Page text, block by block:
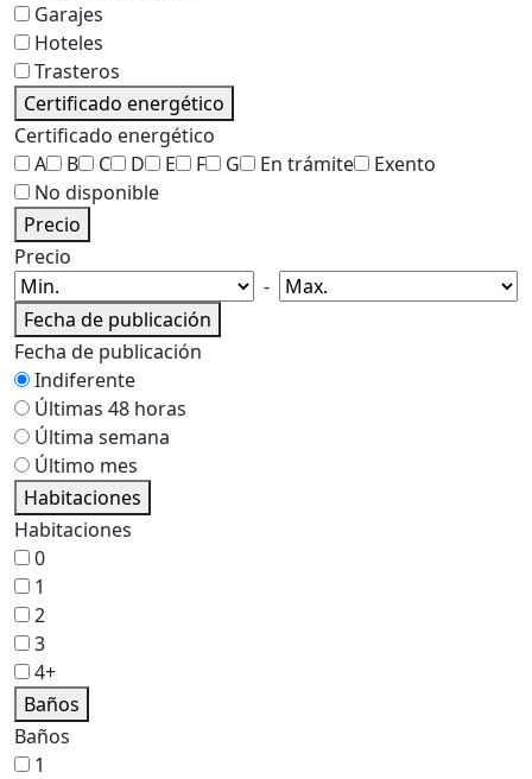
Garajes
Hoteles
Trasteros
Certificado energético
Certificado energético
A
B C D E F G En trámite
Exento
No disponible
Precio
Precio
-
Fecha de publicación
Fecha de publicación
Indiferente
Últimas 48 horas
Última semana
Último mes
Habitaciones
Habitaciones
0
1
2
3
4+
Baños
Baños
1